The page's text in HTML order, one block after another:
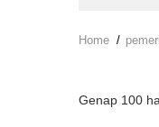
Home /
Genap 100